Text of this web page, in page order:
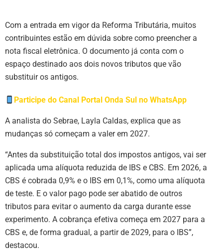
Com a entrada em vigor da Reforma Tributária, muitos
contribuintes estão em dúvida sobre como preencher a
nota fiscal eletrônica. O documento já conta com o
espaço destinado aos dois novos tributos que vão
substituir os antigos.
Participe do Canal Portal Onda Sul no WhatsApp
A analista do Sebrae, Layla Caldas, explica que as
mudanças só começam a valer em 2027.
“Antes da substituição total dos impostos antigos, vai ser
aplicada uma alíquota reduzida de IBS e CBS. Em 2026, a
CBS é cobrada 0,9% e o IBS em 0,1%, como uma alíquota
de teste. E o valor pago pode ser abatido de outros
tributos para evitar o aumento da carga durante esse
experimento. A cobrança efetiva começa em 2027 para a
CBS e, de forma gradual, a partir de 2029, para o IBS”,
destacou.